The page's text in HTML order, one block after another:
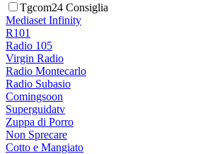
Tgcom24 Consiglia
Mediaset Infinity
R101
Radio 105
Virgin Radio
Radio Montecarlo
Radio Subasio
Comingsoon
Superguidatv
Zuppa di Porro
Non Sprecare
Cotto e Mangiato